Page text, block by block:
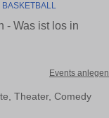
BASKETBALL
- Was ist los in
Events anlegen
Theater, Comedy